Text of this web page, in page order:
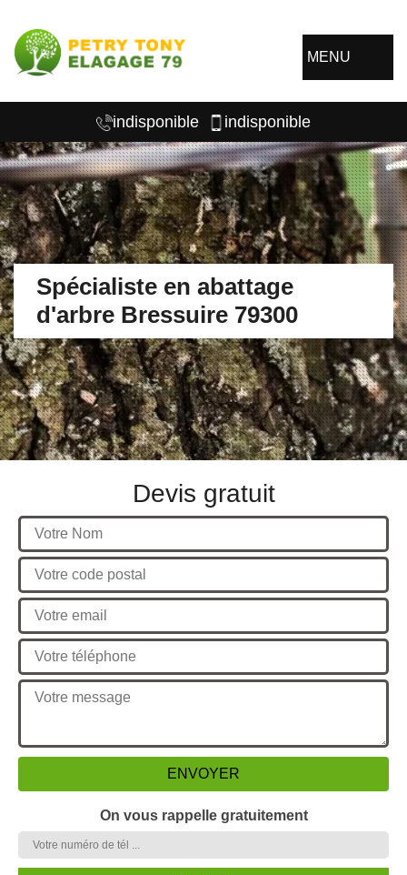
MENU
indisponible indisponible
Spécialiste en abattage
d'arbre Bressuire 79300
Devis gratuit
On vous rappelle gratuitement